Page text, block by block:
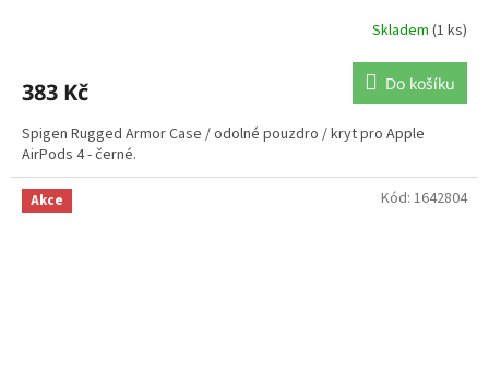
Skladem (1 ks)
383 Kč Do košíku
Spigen Rugged Armor Case / odolné pouzdro / kryt pro Apple
AirPods 4 - černé.
Akce Kód: 1642804